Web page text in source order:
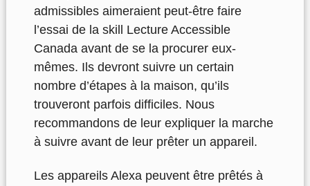
admissibles aimeraient peut-être faire
l’essai de la skill Lecture Accessible
Canada avant de se la procurer eux-
mêmes. Ils devront suivre un certain
nombre d’étapes à la maison, qu’ils
trouveront parfois difficiles. Nous
recommandons de leur expliquer la marche
à suivre avant de leur prêter un appareil.
Les appareils Alexa peuvent être prêtés à